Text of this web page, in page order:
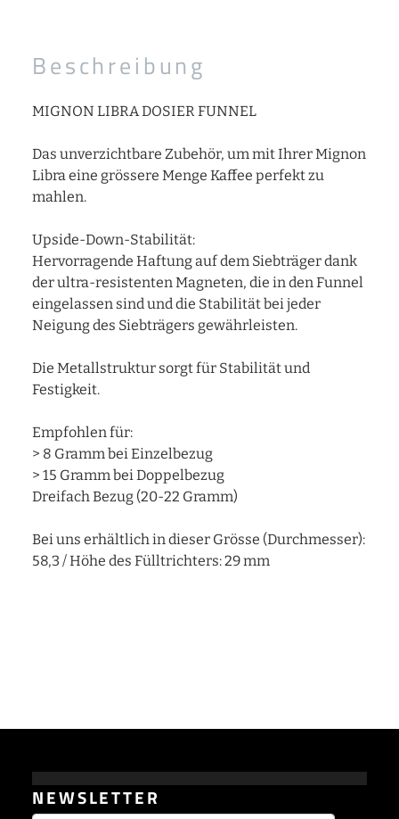
Beschreibung
MIGNON LIBRA DOSIER FUNNEL
Das unverzichtbare Zubehör, um mit Ihrer Mignon
Libra eine grössere Menge Kaffee perfekt zu
mahlen.
Upside-Down-Stabilität:
Hervorragende Haftung auf dem Siebträger dank
der ultra-resistenten Magneten, die in den Funnel
eingelassen sind und die Stabilität bei jeder
Neigung des Siebträgers gewährleisten.
Die Metallstruktur sorgt für Stabilität und
Festigkeit.
Empfohlen für:
> 8 Gramm bei Einzelbezug
> 15 Gramm bei Doppelbezug
Dreifach Bezug (20-22 Gramm)
Bei uns erhältlich in dieser Grösse (Durchmesser):
58,3 / Höhe des Fülltrichters: 29 mm
NEWSLETTER